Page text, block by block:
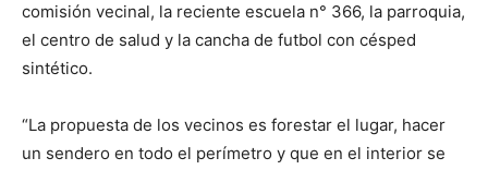
comisión vecinal, la reciente escuela n° 366, la parroquia,
el centro de salud y la cancha de futbol con césped
sintético.
“La propuesta de los vecinos es forestar el lugar, hacer
un sendero en todo el perímetro y que en el interior se